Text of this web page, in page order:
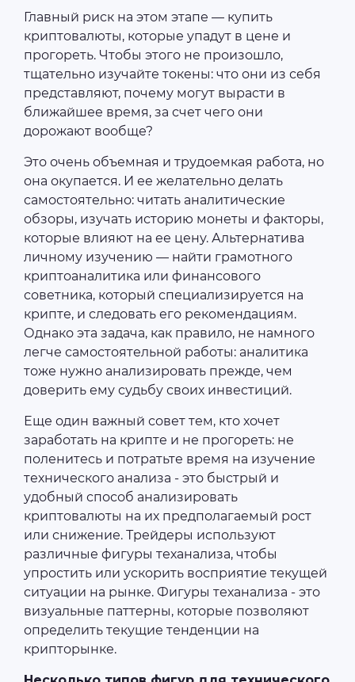
Главный риск на этом этапе — купить
криптовалюты, которые упадут в цене и
прогореть. Чтобы этого не произошло,
тщательно изучайте токены: что они из себя
представляют, почему могут вырасти в
ближайшее время, за счет чего они
дорожают вообще?
Это очень объемная и трудоемкая работа, но
она окупается. И ее желательно делать
самостоятельно: читать аналитические
обзоры, изучать историю монеты и факторы,
которые влияют на ее цену. Альтернатива
личному изучению — найти грамотного
криптоаналитика или финансового
советника, который специализируется на
крипте, и следовать его рекомендациям.
Однако эта задача, как правило, не намного
легче самостоятельной работы: аналитика
тоже нужно анализировать прежде, чем
доверить ему судьбу своих инвестиций.
Еще один важный совет тем, кто хочет
заработать на крипте и не прогореть: не
поленитесь и потратьте время на изучение
технического анализа - это быстрый и
удобный способ анализировать
криптовалюты на их предполагаемый рост
или снижение. Трейдеры используют
различные фигуры теханализа, чтобы
упростить или ускорить восприятие текущей
ситуации на рынке. Фигуры теханализа - это
визуальные паттерны, которые позволяют
определить текущие тенденции на
крипторынке.